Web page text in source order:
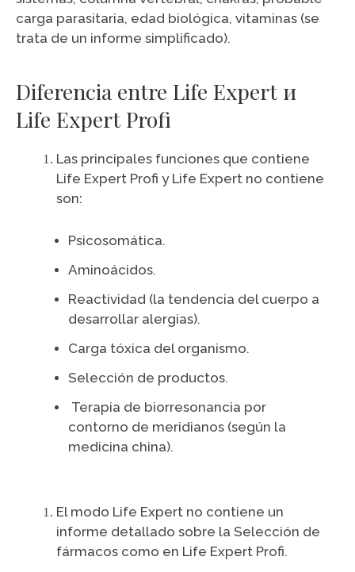
carga parasitaria, edad biológica, vitaminas (se
trata de un informe simplificado).
Diferencia entre Life Expert и
Life Expert Profi
Las principales funciones que contiene
Life Expert Profi y Life Expert no contiene
son:
Psicosomática.
Aminoácidos.
Reactividad (la tendencia del cuerpo a
desarrollar alergias).
Carga tóxica del organismo.
Selección de productos.
Terapia de biorresonancia por
contorno de meridianos (según la
medicina china).
El modo Life Expert no contiene un
informe detallado sobre la Selección de
fármacos como en Life Expert Profi.